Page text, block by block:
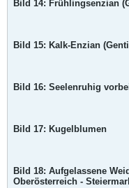
Bild 14: Frühlingsenzian
Bild 15: Kalk-Enzian
Bild 16: Seelenruhig
Bild 17: Kugelblumen
Bild 18: Aufgelassene
Oberösterreich -